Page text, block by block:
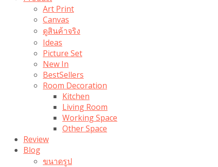
Art Print
Canvas
ดูสินค้าจริง
Ideas
Picture Set
New In
BestSellers
Room Decoration
Kitchen
Living Room
Working Space
Other Space
Review
Blog
ขนาดรูป